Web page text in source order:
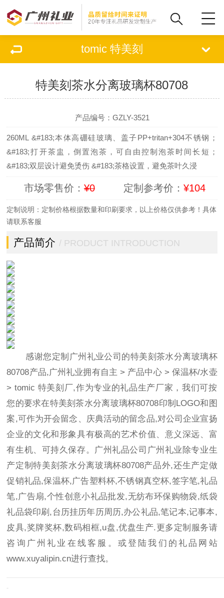
tomic 特美刻
特美刻茶水分离玻璃杯80708
产品编号：GZLY-3521
260ML &#183;本体高硼硅玻璃、盖子PP+tritan+304不锈钢；
&#183;打开茶盅，倒置泡茶，可自由控制泡茶时间长短；
&#183;双层设计避免烫伤 &#183;茶格设置，避免茶叶久浸
市场零售价：¥0 定制参考价：¥104
定制说明：定制价格根据数量和印刷要求，以上价格仅供参考！具体
请联系客服
产品简介 / PRODUCT INTRODUCTION
感谢您定制广州礼业公司的特美刻茶水分离玻璃杯
80708产品,广州礼业拥有自主 > 产品中心> 保温杯/水壶
>tomic 特美刻 厂,作为专业的礼品生产厂家，我们可按
您的要求在特美刻茶水分离玻璃杯80708印制LOGO和图
案,可作为开会留念、庆典活动的留念品,对公司企业宣扬
企业的文化和形象具有极高的艺术价值、意义深远、富
有生机、可持久保存。广州礼品公司广州礼业除专业生
产定制特美刻茶水分离玻璃杯80708产品外,还生产定做
促销礼品,保温杯,广告塑料杯,不锈钢真空杯,签字笔,礼品
笔,广告扇,个性创意小礼品批发,无纺布环保购物袋,纸袋
礼品袋印刷,台历挂历年历周历,办公礼品,笔记本,记事本,
皮具,奖牌奖杯,数码相框,u盘,优盘生产.更多定制服务请
咨询广州礼业在线客服。或登陆我们的礼品网站
www.xuyalipin.cn进行查找。
-